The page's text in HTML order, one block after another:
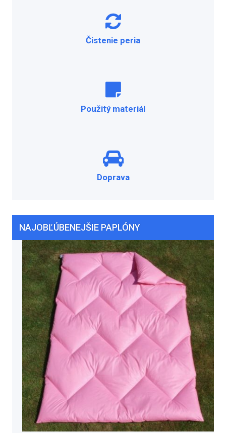
Čistenie peria
Použitý materiál
Doprava
NAJOBĽÚBENEJŠIE PAPLÓNY